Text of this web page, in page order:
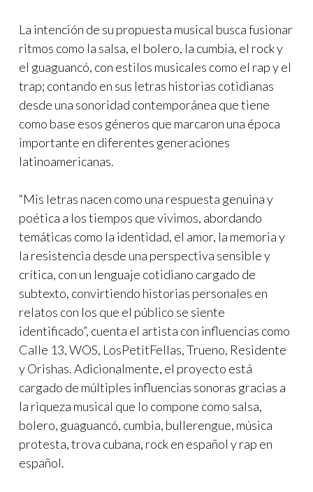
La intención de su propuesta musical busca fusionar
ritmos como la salsa, el bolero, la cumbia, el rock y
el guaguancó, con estilos musicales como el rap y el
trap; contando en sus letras historias cotidianas
desde una sonoridad contemporánea que tiene
como base esos géneros que marcaron una época
importante en diferentes generaciones
latinoamericanas.
“Mis letras nacen como una respuesta genuina y
poética a los tiempos que vivimos, abordando
temáticas como la identidad, el amor, la memoria y
la resistencia desde una perspectiva sensible y
crítica, con un lenguaje cotidiano cargado de
subtexto, convirtiendo historias personales en
relatos con los que el público se siente
identificado”, cuenta el artista con influencias como
Calle 13, WOS, LosPetitFellas, Trueno, Residente
y Orishas. Adicionalmente, el proyecto está
cargado de múltiples influencias sonoras gracias a
la riqueza musical que lo compone como salsa,
bolero, guaguancó, cumbia, bullerengue, música
protesta, trova cubana, rock en español y rap en
español.